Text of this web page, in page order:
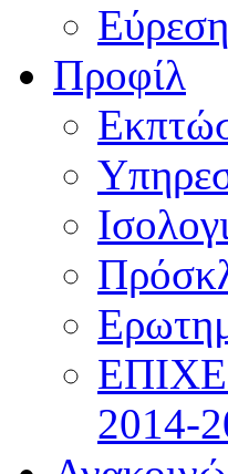
Προφίλ
2014-